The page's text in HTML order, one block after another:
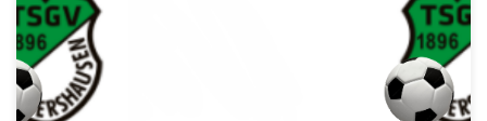
Wir sind momentan dabei, alle Informationen für die neue Saison
zusammenzutragen und hier nach und nach zu veröffentlichen.
Schaut einfach wieder vorbei.